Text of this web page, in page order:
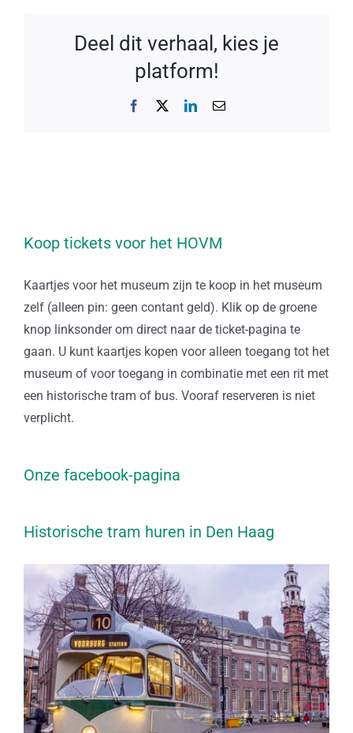
Deel dit verhaal, kies je
platform!
Facebook LinkedIn
E-
Koop tickets voor het HOVM
Kaartjes voor het museum zijn te koop in het museum
zelf (alleen pin: geen contant geld). Klik op de groene
knop linksonder om direct naar de ticket-pagina te
gaan. U kunt kaartjes kopen voor alleen toegang tot het
museum of voor toegang in combinatie met een rit met
een historische tram of bus. Vooraf reserveren is niet
verplicht.
Onze facebook-pagina
Historische tram huren in Den Haag